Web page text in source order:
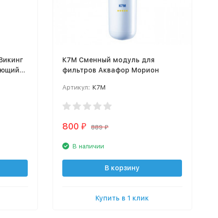
К7М Cменный модуль для
фильтров Аквафор Морион
Артикул: К7М
800 ₽ 889 ₽
В наличии
В корзину
Купить в 1 клик